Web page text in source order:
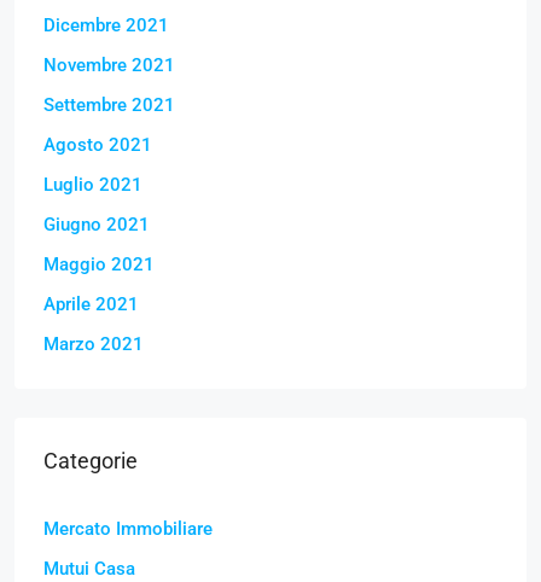
Dicembre 2021
Novembre 2021
Settembre 2021
Agosto 2021
Luglio 2021
Giugno 2021
Maggio 2021
Aprile 2021
Marzo 2021
Categorie
Mercato Immobiliare
Mutui Casa